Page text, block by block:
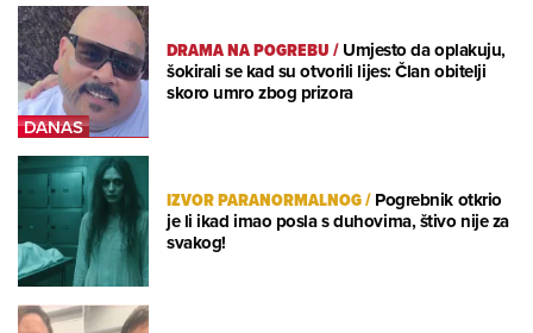
DRAMA NA POGREBU/Umjesto da oplakuju,
šokirali se kad su otvorili lijes: Član obitelji
skoro umro zbog prizora
IZVOR PARANORMALNOG/Pogrebnik otkrio
je li ikad imao posla s duhovima, štivo nije za
svakog!